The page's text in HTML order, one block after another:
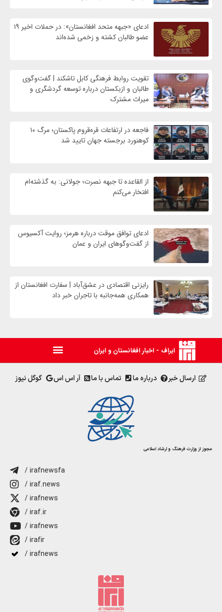
ادعای «جبهه متحد افغانستان»: در حملات اخیر ۱۹
عضو طالبان کشته و زخمی شده‌اند
تقویت روابط فرهنگی کابل تاشکند | گفت‌وگوی
طالبان و ازبکستان درباره توسعه گردشگری و
میراث مشترک
فاجعه در ارتفاعات قره‌قروم پاکستان؛ مرگ ۱۰
کوهنورد برجسته جهان تایید شد
از القاعده تا جبهه نصرت؛ جولانی: به گذشته‌ام
افتخار می‌کنم
ادعای توافق موقت درباره هرمز؛ روایت آکسیوس
از گفت‌وگوهای ایران و عمان
رایزنی اقتصادی در عشق‌آباد | سفارت افغانستان از
همکاری همه‌جانبه با تاجران خبر داد
ایراف - اخبار افغانستان و ایران
ارسال خبر درباره ما تماس با ما آر اس اس گوگل نیوز
مجوز از وزارت فرهنگ و ارشاد اسلامی
/ irafnewsfa
/ iraf.news
/ irafnews
/ iraf.ir
/ irafnews
/ irafir
/ irafnews